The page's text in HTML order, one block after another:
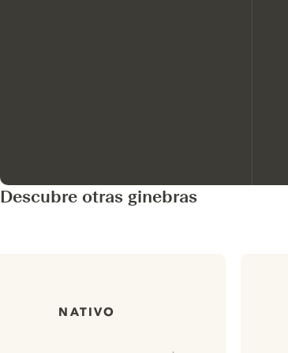
Descubre otras ginebras
NATIVO